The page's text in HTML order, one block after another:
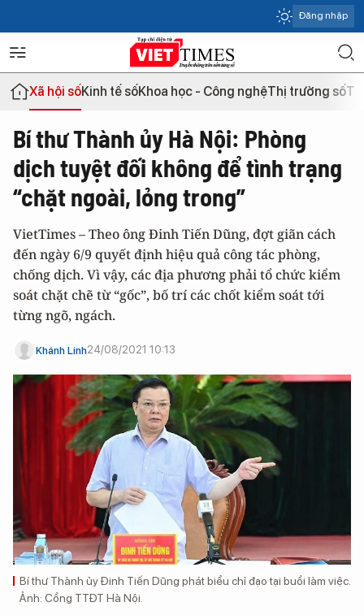
Đăng nhập
Xã hội sốKinh tế sốKhoa học - Công nghệThị trường số
Bí thư Thành ủy Hà Nội: Phòng
dịch tuyệt đối không để tình trạng
“chặt ngoài, lỏng trong”
VietTimes – Theo ông Đinh Tiến Dũng, đợt giãn cách
đến ngày 6/9 quyết định hiệu quả công tác phòng,
chống dịch. Vì vậy, các địa phương phải tổ chức kiểm
soát chặt chẽ từ “gốc”, bố trí các chốt kiểm soát tới
từng ngõ, ngách.
Khánh Linh24/08/2021 10:13
Bí thư Thành ủy Đinh Tiến Dũng phát biểu chỉ đạo tại buổi làm việc.
Ảnh: Cổng TTĐT Hà Nội.